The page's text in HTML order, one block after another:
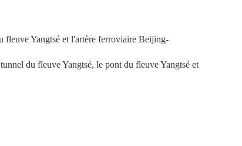
fleuve Yangtsé et l'artère ferroviaire Beijing-
du fleuve Yangtsé, le pont du fleuve Yangtsé et